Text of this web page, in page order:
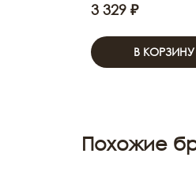
3 329 ₽
В КОРЗИНУ
Похожие